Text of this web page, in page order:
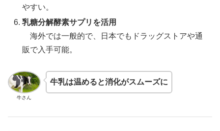
やすい。
乳糖分解酵素サプリを活用
海外では一般的で、日本でもドラッグストアや通
販で入手可能。
牛さん
牛乳は温めると消化がスムーズに